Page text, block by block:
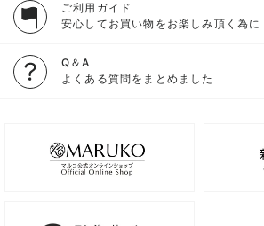
ご利用ガイド
安心してお買い物をお楽しみ頂く為に
Q＆A
よくある質問をまとめました